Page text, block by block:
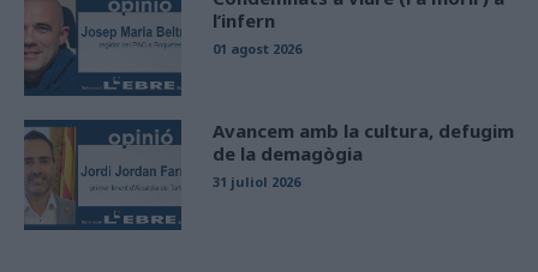
l’infern
01 agost 2026
Avancem amb la cultura, defugim
de la demagògia
31 juliol 2026